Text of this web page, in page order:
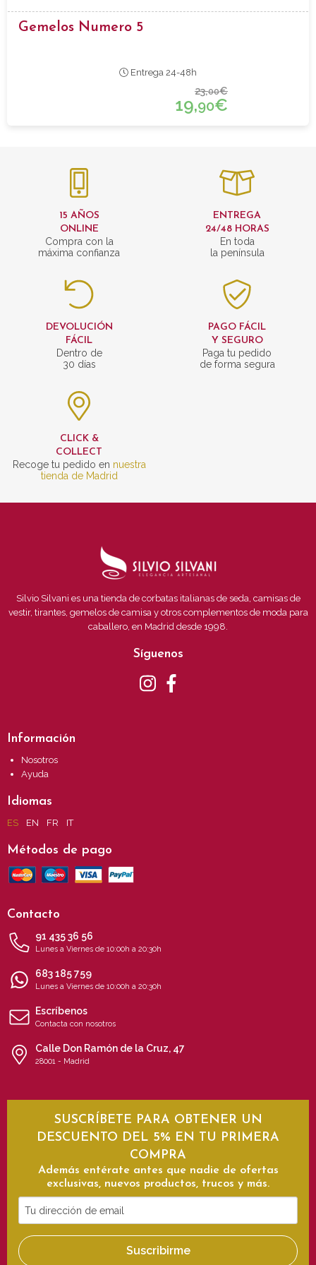
Gemelos Numero 5
Entrega 24-48h
23,00€
19,90€
15 AÑOS
ONLINE
Compra con la
máxima confianza
ENTREGA
24/48 HORAS
En toda
la península
DEVOLUCIÓN
FÁCIL
Dentro de
30 días
PAGO FÁCIL
Y SEGURO
Paga tu pedido
de forma segura
CLICK &
COLLECT
Recoge tu pedido en nuestra
tienda de Madrid
Silvio Silvani es una tienda de corbatas italianas de seda, camisas de
vestir, tirantes, gemelos de camisa y otros complementos de moda para
caballero, en Madrid desde 1998.
Síguenos
Información
Nosotros
Ayuda
Idiomas
ES EN FR IT
Métodos de pago
Contacto
91 435 36 56
Lunes a Viernes de 10:00h a 20:30h
683 185 759
Lunes a Viernes de 10:00h a 20:30h
Escríbenos
Contacta con nosotros
Calle Don Ramón de la Cruz, 47
28001 - Madrid
SUSCRÍBETE PARA OBTENER UN
DESCUENTO DEL 5% EN TU PRIMERA
COMPRA
Además entérate antes que nadie de ofertas
exclusivas, nuevos productos, trucos y más.
Tu
dirección
de
email
Suscribirme